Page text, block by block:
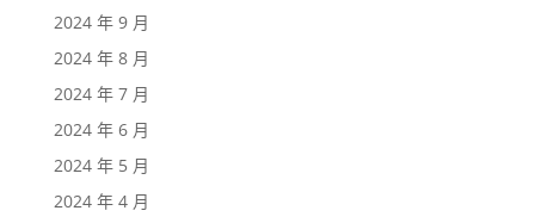
2024 年 9 月
2024 年 8 月
2024 年 7 月
2024 年 6 月
2024 年 5 月
2024 年 4 月